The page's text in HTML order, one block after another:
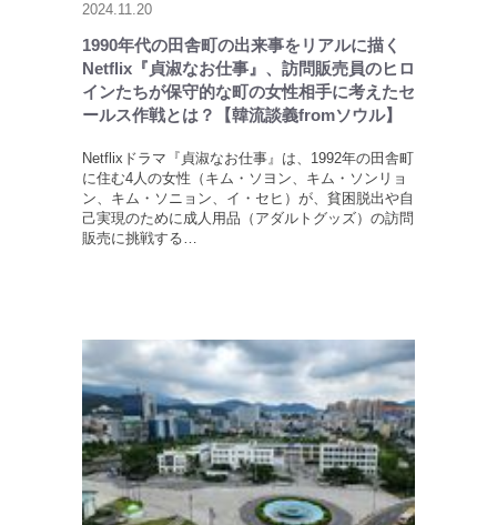
2024.11.20
1990年代の田舎町の出来事をリアルに描く
Netflix『貞淑なお仕事』、訪問販売員のヒロ
インたちが保守的な町の女性相手に考えたセ
ールス作戦とは？【韓流談義fromソウル】
Netflixドラマ『貞淑なお仕事』は、1992年の田舎町
に住む4人の女性（キム・ソヨン、キム・ソンリョ
ン、キム・ソニョン、イ・セヒ）が、貧困脱出や自
己実現のために成人用品（アダルトグッズ）の訪問
販売に挑戦する…